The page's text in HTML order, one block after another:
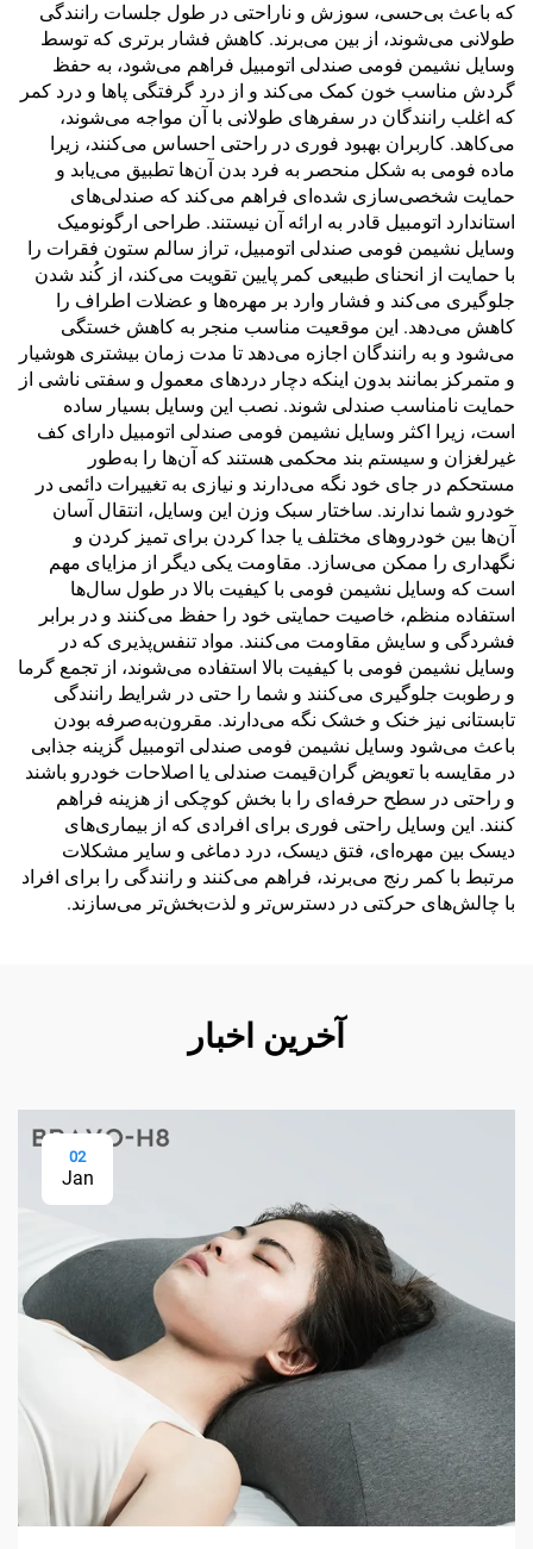
که باعث بی‌حسی، سوزش و ناراحتی در طول جلسات رانندگی
طولانی می‌شوند، از بین می‌برند. کاهش فشار برتری که توسط
وسایل نشیمن فومی صندلی اتومبیل فراهم می‌شود، به حفظ
گردش مناسب خون کمک می‌کند و از درد گرفتگی پاها و درد کمر
که اغلب رانندگان در سفرهای طولانی با آن مواجه می‌شوند،
می‌کاهد. کاربران بهبود فوری در راحتی احساس می‌کنند، زیرا
ماده فومی به شکل منحصر به فرد بدن آن‌ها تطبیق می‌یابد و
حمایت شخصی‌سازی شده‌ای فراهم می‌کند که صندلی‌های
استاندارد اتومبیل قادر به ارائه آن نیستند. طراحی ارگونومیک
وسایل نشیمن فومی صندلی اتومبیل، تراز سالم ستون فقرات را
با حمایت از انحنای طبیعی کمر پایین تقویت می‌کند، از کُند شدن
جلوگیری می‌کند و فشار وارد بر مهره‌ها و عضلات اطراف را
کاهش می‌دهد. این موقعیت مناسب منجر به کاهش خستگی
می‌شود و به رانندگان اجازه می‌دهد تا مدت زمان بیشتری هوشیار
و متمرکز بمانند بدون اینکه دچار دردهای معمول و سفتی ناشی از
حمایت نامناسب صندلی شوند. نصب این وسایل بسیار ساده
است، زیرا اکثر وسایل نشیمن فومی صندلی اتومبیل دارای کف
غیرلغزان و سیستم بند محکمی هستند که آن‌ها را به‌طور
مستحکم در جای خود نگه می‌دارند و نیازی به تغییرات دائمی در
خودرو شما ندارند. ساختار سبک وزن این وسایل، انتقال آسان
آن‌ها بین خودروهای مختلف یا جدا کردن برای تمیز کردن و
نگهداری را ممکن می‌سازد. مقاومت یکی دیگر از مزایای مهم
است که وسایل نشیمن فومی با کیفیت بالا در طول سال‌ها
استفاده منظم، خاصیت حمایتی خود را حفظ می‌کنند و در برابر
فشردگی و سایش مقاومت می‌کنند. مواد تنفس‌پذیری که در
وسایل نشیمن فومی با کیفیت بالا استفاده می‌شوند، از تجمع گرما
و رطوبت جلوگیری می‌کنند و شما را حتی در شرایط رانندگی
تابستانی نیز خنک و خشک نگه می‌دارند. مقرون‌به‌صرفه بودن
باعث می‌شود وسایل نشیمن فومی صندلی اتومبیل گزینه جذابی
در مقایسه با تعویض گران‌قیمت صندلی یا اصلاحات خودرو باشند
و راحتی در سطح حرفه‌ای را با بخش کوچکی از هزینه فراهم
کنند. این وسایل راحتی فوری برای افرادی که از بیماری‌های
دیسک بین مهره‌ای، فتق دیسک، درد دماغی و سایر مشکلات
مرتبط با کمر رنج می‌برند، فراهم می‌کنند و رانندگی را برای افراد
با چالش‌های حرکتی در دسترس‌تر و لذت‌بخش‌تر می‌سازند.
آخرین اخبار
02
Jan